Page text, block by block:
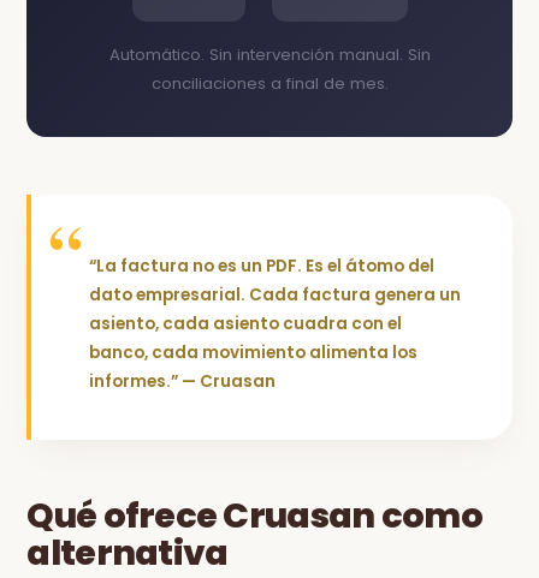
Automático. Sin intervención manual. Sin
conciliaciones a final de mes.
“La factura no es un PDF. Es el átomo del
dato empresarial. Cada factura genera un
asiento, cada asiento cuadra con el
banco, cada movimiento alimenta los
informes.” — Cruasan
Qué ofrece Cruasan como
alternativa